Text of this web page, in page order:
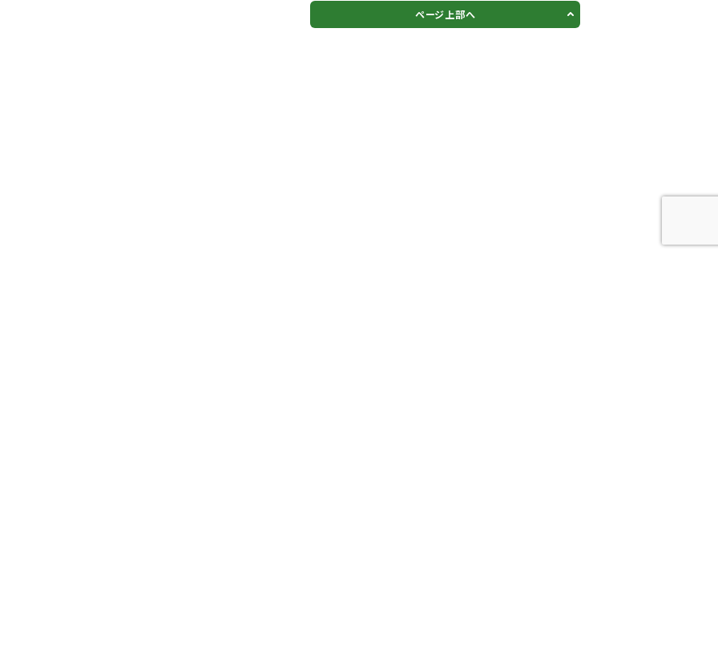
ページ上部へ